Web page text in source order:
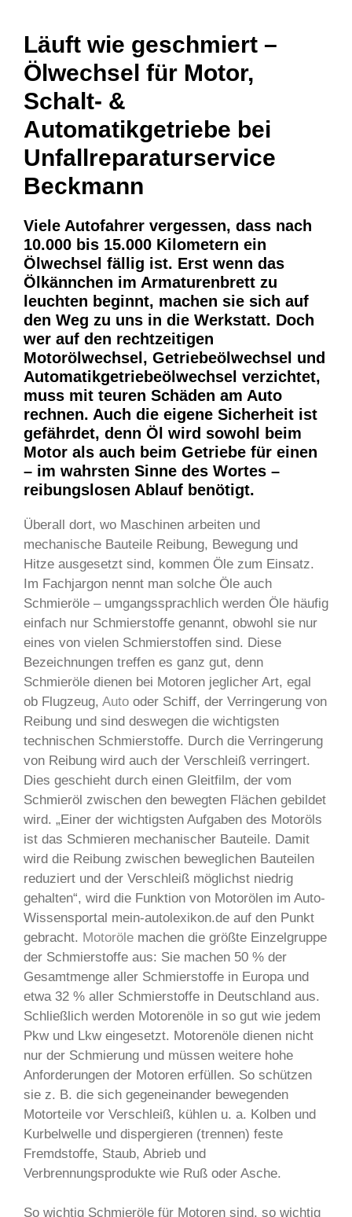
Läuft wie geschmiert –
Ölwechsel für Motor,
Schalt- &
Automatikgetriebe bei
Unfallreparaturservice
Beckmann
Viele Autofahrer vergessen, dass nach
10.000 bis 15.000 Kilometern ein
Ölwechsel fällig ist. Erst wenn das
Ölkännchen im Armaturenbrett zu
leuchten beginnt, machen sie sich auf
den Weg zu uns in die Werkstatt. Doch
wer auf den rechtzeitigen
Motorölwechsel, Getriebeölwechsel und
Automatikgetriebeölwechsel verzichtet,
muss mit teuren Schäden am Auto
rechnen. Auch die eigene Sicherheit ist
gefährdet, denn Öl wird sowohl beim
Motor als auch beim Getriebe für einen
– im wahrsten Sinne des Wortes –
reibungslosen Ablauf benötigt.
Überall dort, wo Maschinen arbeiten und
mechanische Bauteile Reibung, Bewegung und
Hitze ausgesetzt sind, kommen Öle zum Einsatz.
Im Fachjargon nennt man solche Öle auch
Schmieröle – umgangssprachlich werden Öle häufig
einfach nur Schmierstoffe genannt, obwohl sie nur
eines von vielen Schmierstoffen sind. Diese
Bezeichnungen treffen es ganz gut, denn
Schmieröle dienen bei Motoren jeglicher Art, egal
ob Flugzeug, Auto oder Schiff, der Verringerung von
Reibung und sind deswegen die wichtigsten
technischen Schmierstoffe. Durch die Verringerung
von Reibung wird auch der Verschleiß verringert.
Dies geschieht durch einen Gleitfilm, der vom
Schmieröl zwischen den bewegten Flächen gebildet
wird. „Einer der wichtigsten Aufgaben des Motoröls
ist das Schmieren mechanischer Bauteile. Damit
wird die Reibung zwischen beweglichen Bauteilen
reduziert und der Verschleiß möglichst niedrig
gehalten“, wird die Funktion von Motorölen im Auto-
Wissensportal mein-autolexikon.de auf den Punkt
gebracht. Motoröle machen die größte Einzelgruppe
der Schmierstoffe aus: Sie machen 50 % der
Gesamtmenge aller Schmierstoffe in Europa und
etwa 32 % aller Schmierstoffe in Deutschland aus.
Schließlich werden Motorenöle in so gut wie jedem
Pkw und Lkw eingesetzt. Motorenöle dienen nicht
nur der Schmierung und müssen weitere hohe
Anforderungen der Motoren erfüllen. So schützen
sie z. B. die sich gegeneinander bewegenden
Motorteile vor Verschleiß, kühlen u. a. Kolben und
Kurbelwelle und dispergieren (trennen) feste
Fremdstoffe, Staub, Abrieb und
Verbrennungsprodukte wie Ruß oder Asche.
So wichtig Schmieröle für Motoren sind, so wichtig